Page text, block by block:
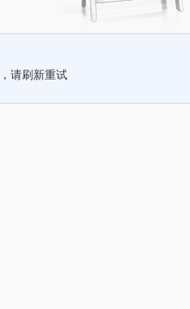
请刷新重试